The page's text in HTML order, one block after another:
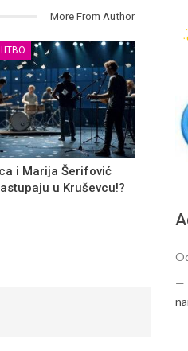
More From Author
i Marija Šerifović
u Kruševcu!?
—